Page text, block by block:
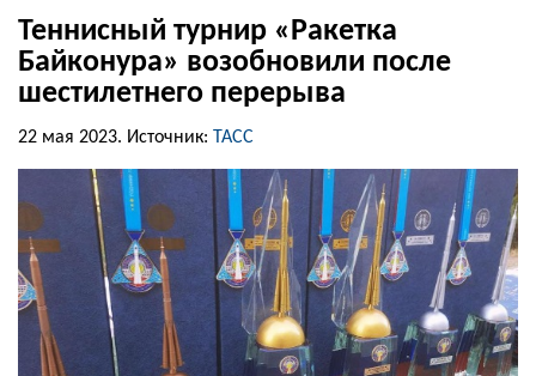
Теннисный турнир «Ракетка
Байконура» возобновили после
шестилетнего перерыва
22 мая 2023. Источник: ТАСС